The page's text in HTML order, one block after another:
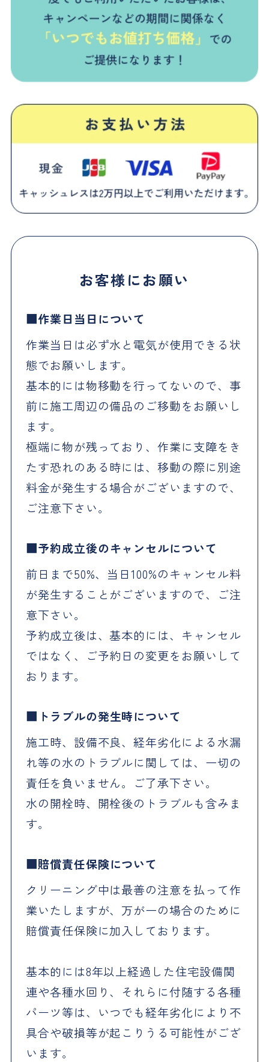
お客様にお願い
作業日当日について
作業当日は必ず水と電気が使用できる状
態でお願いします。
基本的には物移動を行ってないので、事
前に施工周辺の備品のご移動をお願いし
ます。
極端に物が残っており、作業に支障をき
たす恐れのある時には、移動の際に別途
料金が発生する場合がございますので、
ご注意下さい。
予約成立後のキャンセルについて
前日まで50%、当日100%のキャンセル料
が発生することがございますので、ご注
意下さい。
予約成立後は、基本的には、キャンセル
ではなく、ご予約日の変更をお願いして
おります。
トラブルの発生時について
施工時、設備不良、経年劣化による水漏
れ等の水のトラブルに関しては、一切の
責任を負いません。ご了承下さい。
水の開栓時、開栓後のトラブルも含みま
す。
賠償責任保険について
クリーニング中は最善の注意を払って作
業いたしますが、万が一の場合のために
賠償責任保険に加入しております。
基本的には8年以上経過した住宅設備関
連や各種水回り、それらに付随する各種
パーツ等は、いつでも経年劣化により不
具合や破損等が起こりうる可能性がござ
います。